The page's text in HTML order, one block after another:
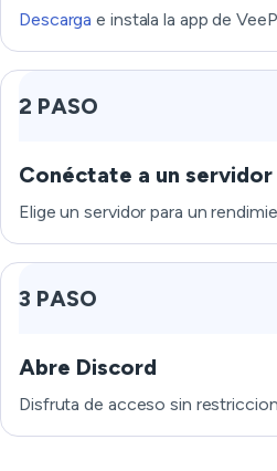
Descarga e instala la app de
2 PASO
Conéctate a un servidor
Elige un servidor para un
3 PASO
Abre Discord
Disfruta de acceso sin